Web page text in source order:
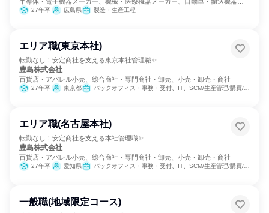
ーカー27年卒 広島県 製造・生産工程
エリア職(東京本社)
転勤なし！安定商社を支える東京本社管理職✨
豊島株式会社
百貨店・アパレル小売、総合商社・専門商社・卸売、小売・卸売・商社
27年卒 東京都 バックオフィス・事務・受付、IT、SCM/生産管理/購買/物流、経理/税務/財務、人事、総務
エリア職(名古屋本社)
転勤なし！安定商社を支える本社管理職✨
豊島株式会社
百貨店・アパレル小売、総合商社・専門商社・卸売、小売・卸売・商社
27年卒 愛知県 バックオフィス・事務・受付、IT、SCM/生産管理/購買/物流、経理/税務/財務、人事、総務
一般職(地域限定コース)